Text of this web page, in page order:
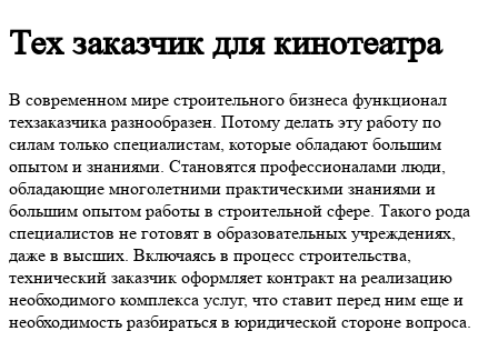
Тех заказчик для кинотеатра
В современном мире строительного бизнеса функционал
техзаказчика разнообразен. Потому делать эту работу по
силам только специалистам, которые обладают большим
опытом и знаниями. Становятся профессионалами люди,
обладающие многолетними практическими знаниями и
большим опытом работы в строительной сфере. Такого рода
специалистов не готовят в образовательных учреждениях,
даже в высших. Включаясь в процесс строительства,
технический заказчик оформляет контракт на реализацию
необходимого комплекса услуг, что ставит перед ним еще и
необходимость разбираться в юридической стороне вопроса.